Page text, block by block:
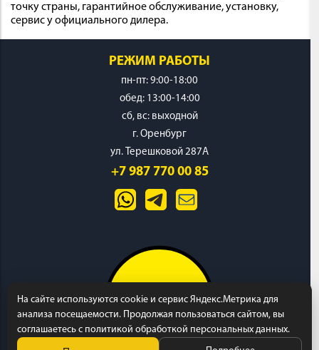
точку страны, гарантийное обслуживание, установку,
сервис у официального дилера.
РЕЖИМ РАБОТЫ
пн-пт: 9:00-18:00
обед: 13:00-14:00
cб, вс: выходной
г. Оренбург
ул. Терешковой 287А
+7 987 770 00 85
На сайте используются cookie и сервис Яндекс.Метрика для
анализа посещаемости. Продолжая пользоваться сайтом, вы
соглашаетесь с политикой обработкой персональных данных.